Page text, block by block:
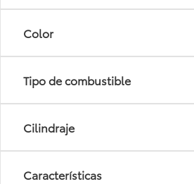
Color
Tipo de combustible
Cilindraje
Características